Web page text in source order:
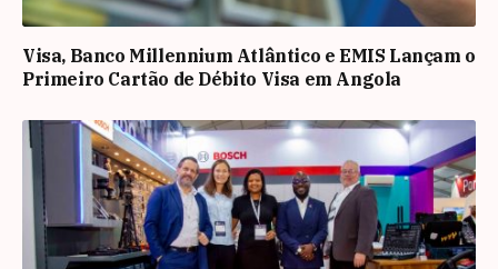
Visa, Banco Millennium Atlântico e EMIS Lançam o
Primeiro Cartão de Débito Visa em Angola